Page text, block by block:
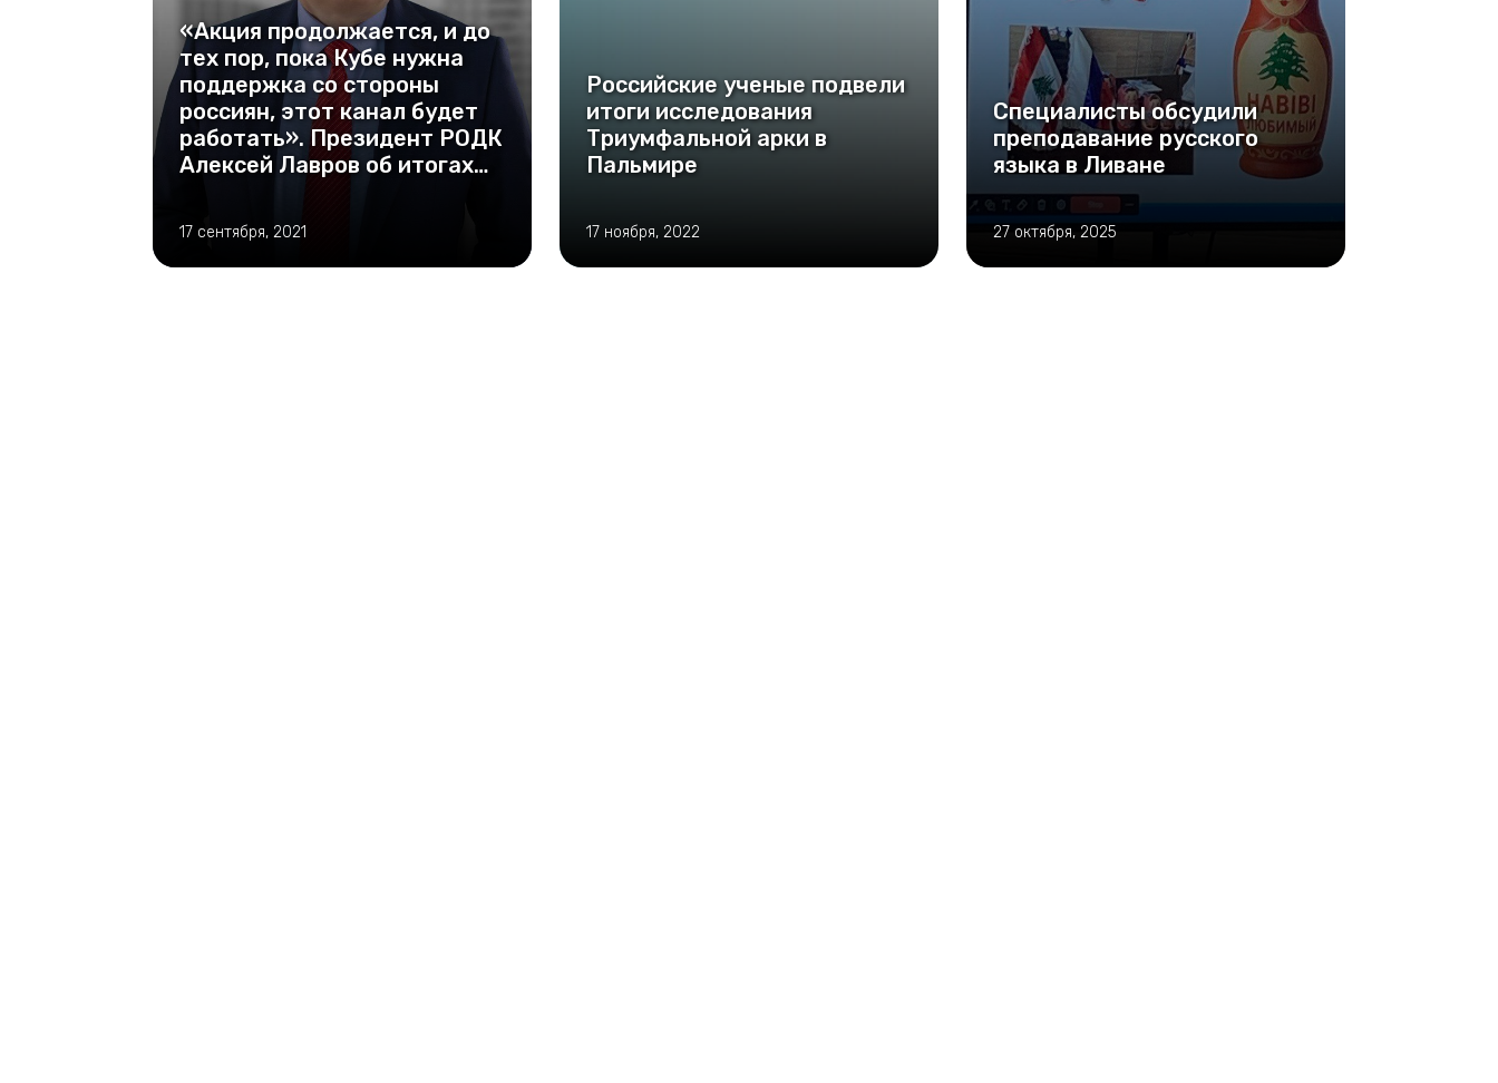
«Акция продолжается, и до
тех пор, пока Кубе нужна
поддержка со стороны
россиян, этот канал будет
работать». Президент РОДК
Алексей Лавров об итогах
сбору средств в пользу Кубы
17 сентября, 2021
Российские ученые подвели
итоги исследования
Триумфальной арки в
Пальмире
17 ноября, 2022
Специалисты обсудили
преподавание русского
языка в Ливане
27 октября, 2025